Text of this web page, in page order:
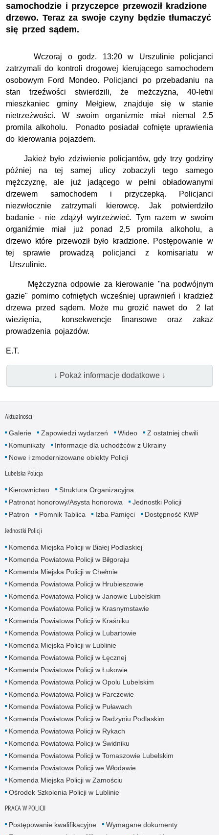
samochodzie i przyczepce przewoził kradzione
drzewo. Teraz za swoje czyny będzie tłumaczyć
się przed sądem.
Wczoraj o godz. 13:20 w Urszulinie policjanci
zatrzymali do kontroli drogowej kierującego samochodem
osobowym Ford Mondeo. Policjanci po przebadaniu na
stan trzeźwości stwierdzili, że meżczyzna, 40-letni
mieszkaniec gminy Mełgiew, znajduje się w stanie
nietrzeźwości. W swoim organizmie miał niemal 2,5
promila alkoholu. Ponadto posiadał cofnięte uprawienia
do kierowania pojazdem.
Jakież było zdziwienie policjantów, gdy trzy godziny
później na tej samej ulicy zobaczyli tego samego
mężczyznę, ale już jadącego w pełni obładowanymi
drzewem samochodem i przyczepką. Policjanci
niezwłocznie zatrzymali kierowcę. Jak potwierdziło
badanie - nie zdążył wytrzeżwieć. Tym razem w swoim
organiźmie miał już ponad 2,5 promila alkoholu, a
drzewo które przewoził było kradzione. Postępowanie w
tej sprawie prowadzą policjanci z komisariatu w
Urszulinie.
Mężczyzna odpowie za kierowanie "na podwójnym
gazie" pomimo cofniętych wcześniej uprawnień i kradzież
drzewa przed sądem. Może mu grozić nawet do 2 lat
wiezięnia, konsekwencje finansowe oraz zakaz
prowadzenia pojazdów.
E.T.
↓ Pokaż informacje dodatkowe ↓
Aktualności
Galerie Zapowiedzi wydarzeń Wideo
Z ostatniej chwili
Komunikaty
Informacje dla uchodźców z Ukrainy
Nowe i zmodernizowane obiekty Policji
Lubelska Policja
Kierownictwo
Struktura Organizacyjna
Patronat honorowy/Asysta honorowa
Jednostki Policji
Patron
Pomnik Tablica Izba Pamięci Dostępność KWP
Jednostki Policji
Komenda Miejska Policji w Białej Podlaskiej
Komenda Powiatowa Policji w Biłgoraju
Komenda Miejska Policji w Chełmie
Komenda Powiatowa Policji w Hrubieszowie
Komenda Powiatowa Policji w Janowie Lubelskim
Komenda Powiatowa Policji w Krasnymstawie
Komenda Powiatowa Policji w Kraśniku
Komenda Powiatowa Policji w Lubartowie
Komenda Miejska Policji w Lublinie
Komenda Powiatowa Policji w Łęcznej
Komenda Powiatowa Policji w Łukowie
Komenda Powiatowa Policji w Opolu Lubelskim
Komenda Powiatowa Policji w Parczewie
Komenda Powiatowa Policji w Puławach
Komenda Powiatowa Policji w Radzyniu Podlaskim
Komenda Powiatowa Policji w Rykach
Komenda Powiatowa Policji w Świdniku
Komenda Powiatowa Policji w Tomaszowie Lubelskim
Komenda Powiatowa Policji we Włodawie
Komenda Miejska Policji w Zamościu
Ośrodek Szkolenia Policji w Lublinie
PRACA W POLICJI
Postępowanie kwalifikacyjne
Wymagane dokumenty